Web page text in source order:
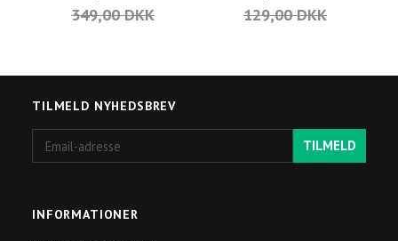
349,00 DKK
129,00 DKK
TILMELD NYHEDSBREV
adresse
TILMELD
INFORMATIONER